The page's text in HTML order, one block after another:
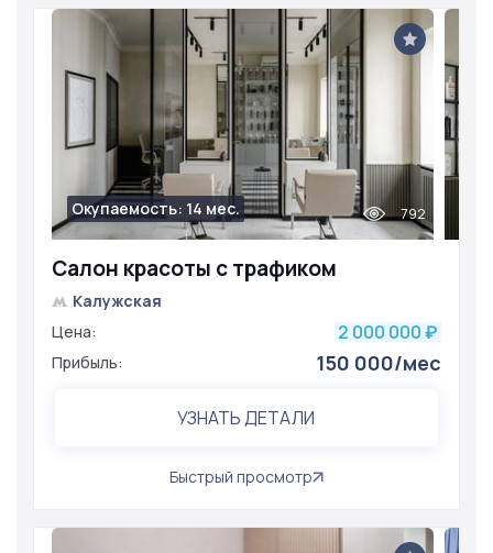
Салон красоты с трафиком
Окупаемость: 14 мес. 792
Калужская
Цена:
2 000 000 ₽
Прибыль: 150 000/мес
УЗНАТЬ ДЕТАЛИ
Быстрый просмотр